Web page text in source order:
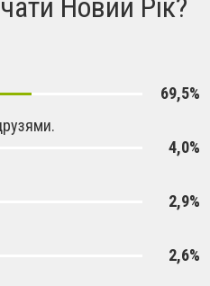
Новий Рік?
69,5%
4,0%
2,9%
2,6%